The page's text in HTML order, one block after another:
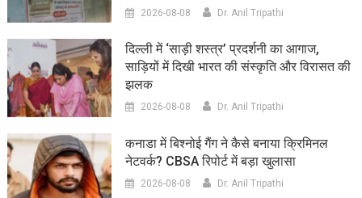
2026-08-08 Dr. Anil Tripathi
दिल्ली में ‘साड़ी शस्त्र’ प्रदर्शनी का आगाज,
साड़ियों में दिखी भारत की संस्कृति और विरासत की
झलक
2026-08-08 Dr. Anil Tripathi
कनाडा में बिश्नोई गैंग ने कैसे बनाया क्रिमिनल
नेटवर्क? CBSA रिपोर्ट में बड़ा खुलासा
2026-08-08 Dr. Anil Tripathi